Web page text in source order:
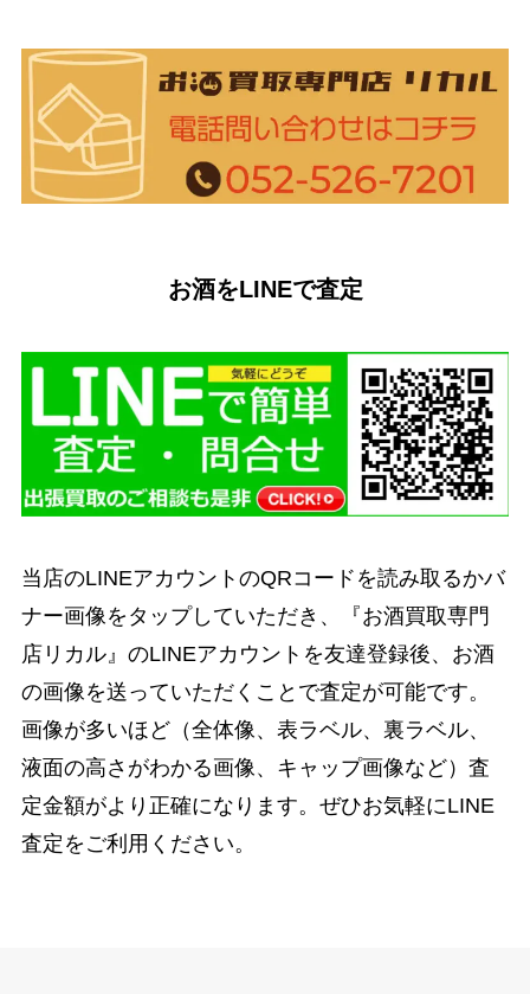
お酒をLINEで査定
当店のLINEアカウントのQRコードを読み取るかバ
ナー画像をタップしていただき、『お酒買取専門
店リカル』のLINEアカウントを友達登録後、お酒
の画像を送っていただくことで査定が可能です。
画像が多いほど（全体像、表ラベル、裏ラベル、
液面の高さがわかる画像、キャップ画像など）査
定金額がより正確になります。ぜひお気軽にLINE
査定をご利用ください。